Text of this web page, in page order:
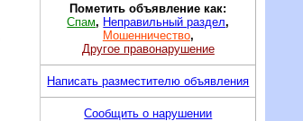
Пометить объявление как:
Спам, Неправильный раздел,
Мошенничество,
Другое правонарушение
Написать разместителю объявления
Сообщить о нарушении